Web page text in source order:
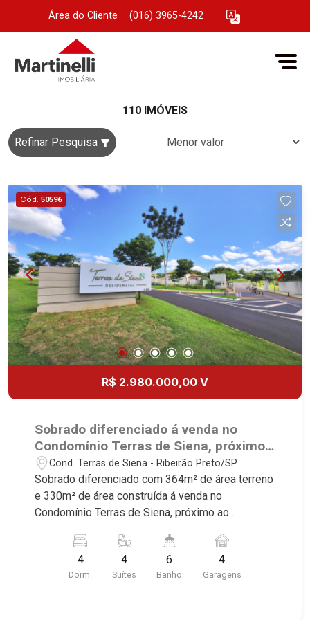
Área do Cliente (016) 3965-4242
110 IMÓVEIS
Refinar Pesquisa
Cód. 50596
R$ 2.980.000,00 V
Sobrado diferenciado á venda no
Condomínio Terras de Siena, próximo
ao Shopping Iguatemi - Ribeirão
Preto/SP.
Cond. Terras de Siena - Ribeirão Preto/SP
Sobrado diferenciado com 364m² de área terreno
e 330m² de área construída á venda no
Condomínio Terras de Siena, próximo ao
as características deste imóvel que a Martinelli
Imobiliária selecionou para você: - 364m² de área
terreno e 330m² de área construída - 4 suítes
4
Dorm.
4
Suítes
6
Banho
4
Garagens